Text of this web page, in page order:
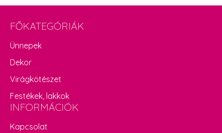
FŐKATEGÓRIÁK
Ünnepek
Dekor
Virágkötészet
Festékek, lakkok
INFORMÁCIÓK
Kapcsolat